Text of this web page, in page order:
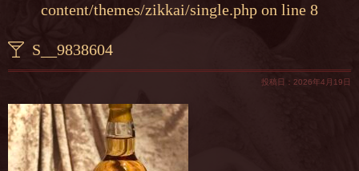
content/themes/zikkai/single.php on line 8
S__9838604
投稿日：2026年4月19日